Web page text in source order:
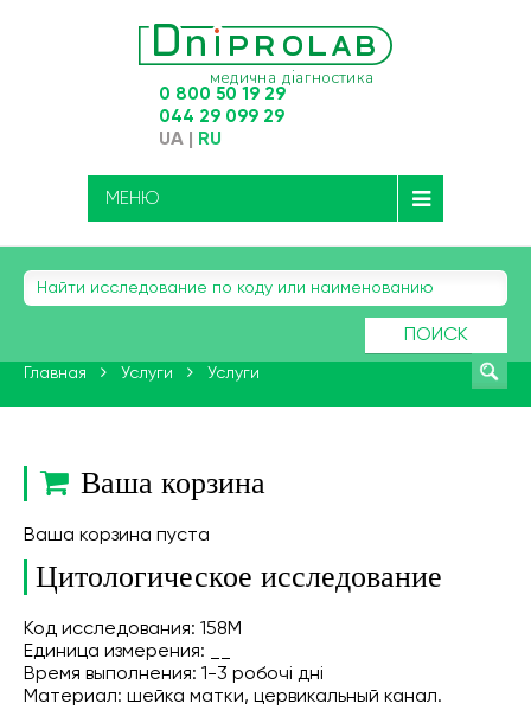
0 800 50 19 29
044 29 099 29
UA RU
МЕНЮ
ПОИСК
Главная Услуги Услуги
Ваша корзина
Ваша корзина пуста
Цитологическое исследование
Код исследования: 158М
Единица измерения: __
Время выполнения: 1-3 робочі дні
Материал: шейка матки, цервикальный канал.